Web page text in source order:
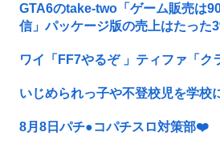
GTA6のtake-two「ゲーム販売は
信」パッケージ版の売上はたった
ワイ「FF7やるぞ 」ティファ「ク
いじめられっ子や不登校児を学校
8月8日パチ●コパチスロ対策部❤️